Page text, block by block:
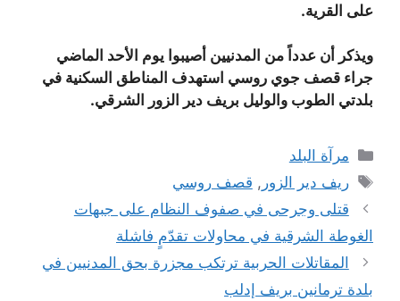
على القرية.
ويذكر أن عدداً من المدنيين أصيبوا يوم الأحد الماضي
جراء قصف جوي روسي استهدف المناطق السكنية في
بلدتي الطوب والوليل بريف دير الزور الشرقي.
التصنيفات
مرآة البلد
الوسوم
ريف دير الزور , قصف روسي
قتلى وجرحى في صفوف النظام على جبهات
الغوطة الشرقية في محاولات تقدّمٍ فاشلة
المقاتلات الحربية ترتكب مجزرة بحق المدنيين في
بلدة ترمانين بريف إدلب